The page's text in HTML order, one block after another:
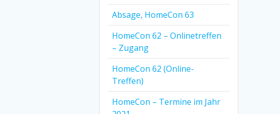
Absage, HomeCon 63
HomeCon 62 – Onlinetreffen
– Zugang
HomeCon 62 (Online-
Treffen)
HomeCon – Termine im Jahr